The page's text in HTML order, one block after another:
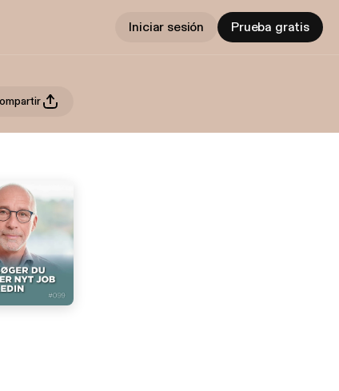
Iniciar sesión Prueba gratis